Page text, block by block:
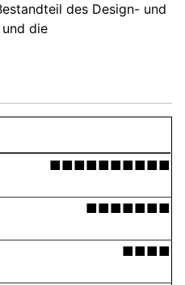
des Design- und
die
■■■■■■■■■■
■■■■■■■
■■■■